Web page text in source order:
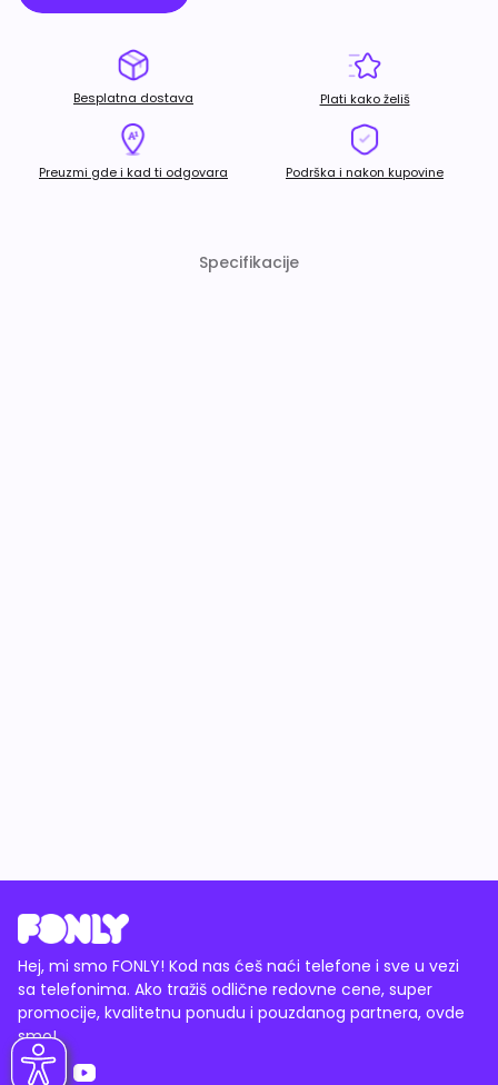
Besplatna dostava Plati kako želiš
Preuzmi gde i kad ti odgovara Podrška i nakon kupovine
Specifikacije
Hej, mi smo FONLY! Kod nas ćeš naći telefone i sve u vezi
sa telefonima. Ako tražiš odlične redovne cene, super
promocije, kvalitetnu ponudu i pouzdanog partnera, ovde
smo!